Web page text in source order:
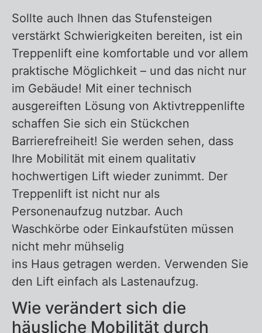
Sollte auch Ihnen das Stufensteigen
verstärkt Schwierigkeiten bereiten, ist ein
Treppenlift eine komfortable und vor allem
praktische Möglichkeit – und das nicht nur
im Gebäude! Mit einer technisch
ausgereiften Lösung von Aktivtreppenlifte
schaffen Sie sich ein Stückchen
Barrierefreiheit! Sie werden sehen, dass
Ihre Mobilität mit einem qualitativ
hochwertigen Lift wieder zunimmt. Der
Treppenlift ist nicht nur als
Personenaufzug nutzbar. Auch
Waschkörbe oder Einkaufstüten müssen
nicht mehr mühselig
ins Haus getragen werden. Verwenden Sie
den Lift einfach als Lastenaufzug.
Wie verändert sich die
häusliche Mobilität durch